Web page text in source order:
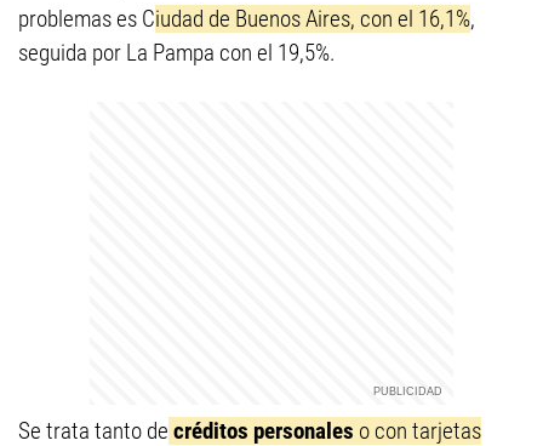
problemas es Ciudad de Buenos Aires, con el 16,1%,
seguida por La Pampa con el 19,5%.
Se trata tanto de créditos personales o con tarjetas